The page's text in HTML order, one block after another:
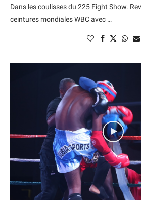
Dans les coulisses du 225 Fight Show.
ceintures mondiales WBC avec …